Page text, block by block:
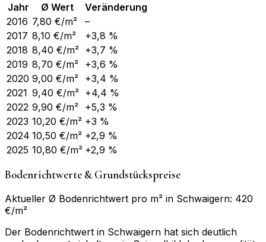
Jahr Ø Wert
Veränderung
2016 7,80 €/m²
–
2017 8,10 €/m²
+3,8 %
2018 8,40 €/m² +3,7 %
2019 8,70 €/m² +3,6 %
2020 9,00 €/m² +3,4 %
2021 9,40 €/m² +4,4 %
2022 9,90 €/m² +5,3 %
2023 10,20 €/m² +3 %
2024 10,50 €/m² +2,9 %
2025 10,80 €/m² +2,9 %
Bodenrichtwerte & Grundstückspreise
Aktueller Ø Bodenrichtwert pro m² in Schwaigern: 420
€/m²
Der Bodenrichtwert in Schwaigern hat sich deutlich